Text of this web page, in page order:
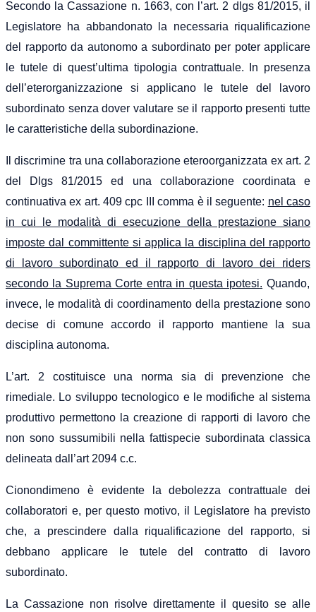
Secondo la Cassazione n. 1663, con l’art. 2 dlgs 81/2015, il
Legislatore ha abbandonato la necessaria riqualificazione
del rapporto da autonomo a subordinato per poter applicare
le tutele di quest’ultima tipologia contrattuale. In presenza
dell’eterorganizzazione si applicano le tutele del lavoro
subordinato senza dover valutare se il rapporto presenti tutte
le caratteristiche della subordinazione.
Il discrimine tra una collaborazione eteroorganizzata ex art. 2
del Dlgs 81/2015 ed una collaborazione coordinata e
continuativa ex art. 409 cpc III comma è il seguente: nel caso
in cui le modalità di esecuzione della prestazione siano
imposte dal committente si applica la disciplina del rapporto
di lavoro subordinato ed il rapporto di lavoro dei riders
secondo la Suprema Corte entra in questa ipotesi. Quando,
invece, le modalità di coordinamento della prestazione sono
decise di comune accordo il rapporto mantiene la sua
disciplina autonoma.
L’art. 2 costituisce una norma sia di prevenzione che
rimediale. Lo sviluppo tecnologico e le modifiche al sistema
produttivo permettono la creazione di rapporti di lavoro che
non sono sussumibili nella fattispecie subordinata classica
delineata dall’art 2094 c.c.
Cionondimeno è evidente la debolezza contrattuale dei
collaboratori e, per questo motivo, il Legislatore ha previsto
che, a prescindere dalla riqualificazione del rapporto, si
debbano applicare le tutele del contratto di lavoro
subordinato.
La Cassazione non risolve direttamente il quesito se alle